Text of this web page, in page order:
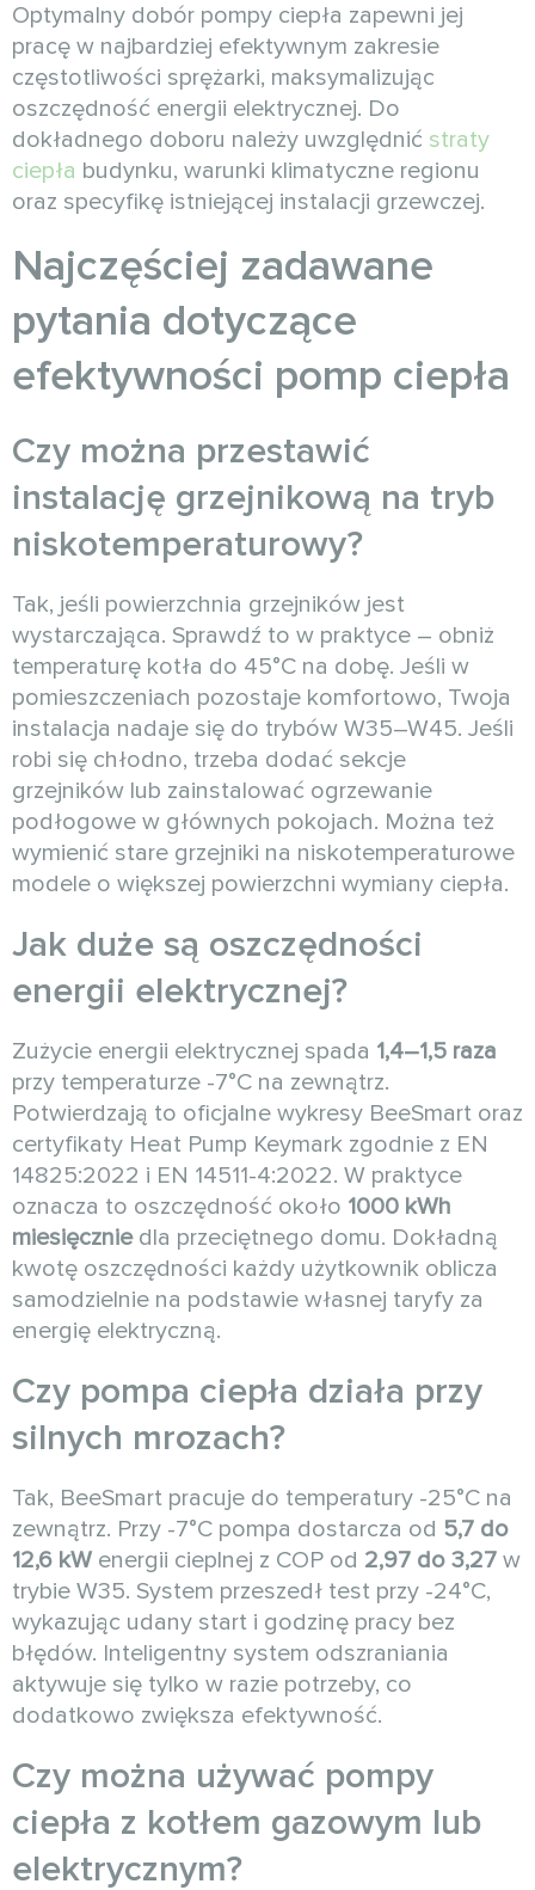
Optymalny dobór pompy ciepła zapewni jej
pracę w najbardziej efektywnym zakresie
częstotliwości sprężarki, maksymalizując
oszczędność energii elektrycznej. Do
dokładnego doboru należy uwzględnić straty
ciepła budynku, warunki klimatyczne regionu
oraz specyfikę istniejącej instalacji grzewczej.
Najczęściej zadawane
pytania dotyczące
efektywności pomp ciepła
Czy można przestawić
instalację grzejnikową na tryb
niskotemperaturowy?
Tak, jeśli powierzchnia grzejników jest
wystarczająca. Sprawdź to w praktyce – obniż
temperaturę kotła do 45°C na dobę. Jeśli w
pomieszczeniach pozostaje komfortowo, Twoja
instalacja nadaje się do trybów W35–W45. Jeśli
robi się chłodno, trzeba dodać sekcje
grzejników lub zainstalować ogrzewanie
podłogowe w głównych pokojach. Można też
wymienić stare grzejniki na niskotemperaturowe
modele o większej powierzchni wymiany ciepła.
Jak duże są oszczędności
energii elektrycznej?
Zużycie energii elektrycznej spada 1,4–1,5 raza
przy temperaturze -7°C na zewnątrz.
Potwierdzają to oficjalne wykresy BeeSmart oraz
certyfikaty Heat Pump Keymark zgodnie z EN
14825:2022 i EN 14511-4:2022. W praktyce
oznacza to oszczędność około 1000 kWh
miesięczniedla przeciętnego domu. Dokładną
kwotę oszczędności każdy użytkownik oblicza
samodzielnie na podstawie własnej taryfy za
energię elektryczną.
Czy pompa ciepła działa przy
silnych mrozach?
Tak, BeeSmart pracuje do temperatury -25°C na
zewnątrz. Przy -7°C pompa dostarcza od 5,7 do
12,6 kW energii cieplnej z COP od 2,97 do 3,27 w
trybie W35. System przeszedł test przy -24°C,
wykazując udany start i godzinę pracy bez
błędów. Inteligentny system odszraniania
aktywuje się tylko w razie potrzeby, co
dodatkowo zwiększa efektywność.
Czy można używać pompy
ciepła z kotłem gazowym lub
elektrycznym?